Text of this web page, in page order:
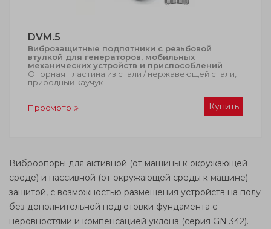
DVM.5
Виброзащитные подпятники с резьбовой
втулкой для генераторов, мобильных
механических устройств и приспособлений
Опорная пластина из стали / нержавеющей стали,
природный каучук
Просмотр Купить
Виброопоры для активной (от машины к окружающей
среде) и пассивной (от окружающей среды к машине)
защитой, с возможностью размещения устройств на полу
без дополнительной подготовки фундамента с
неровностями и компенсацией уклона (серия GN 342).